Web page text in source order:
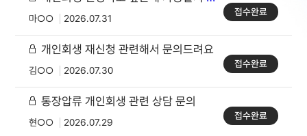
마○○ 2026.07.31
접수완료
개인회생 재신청 관련해서 문의드려요
김○○ 2026.07.30
접수완료
통장압류 개인회생 관련 상담 문의
현○○ 2026.07.29
접수완료